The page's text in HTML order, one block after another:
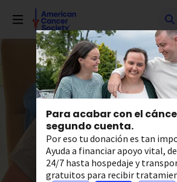
hacia
contenido
Para acabar con el
segundo cuenta.
Por eso tu donación es tan
Ayuda a financiar apoyo vital,
24/7 hasta hospedaje y
gratuitos para recibir